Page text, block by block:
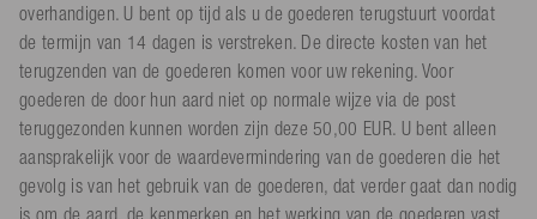
overhandigen. U bent op tijd als u de goederen terugstuurt voordat
de termijn van 14 dagen is verstreken. De directe kosten van het
terugzenden van de goederen komen voor uw rekening. Voor
goederen de door hun aard niet op normale wijze via de post
teruggezonden kunnen worden zijn deze 50,00 EUR. U bent alleen
aansprakelijk voor de waardevermindering van de goederen die het
gevolg is van het gebruik van de goederen, dat verder gaat dan nodig
is om de aard, de kenmerken en het werking van de goederen vast